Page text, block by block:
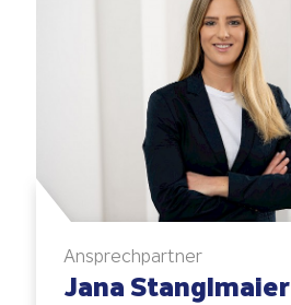
Ansprechpartner
Jana Stanglmaier